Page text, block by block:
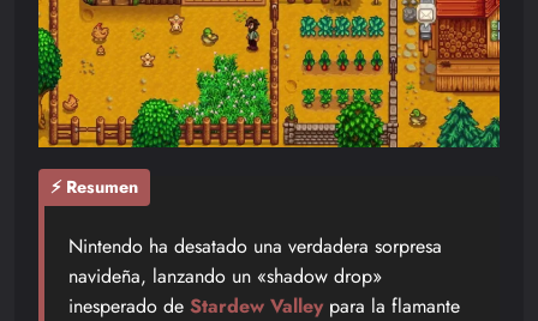
⚡ Resumen
Nintendo ha desatado una verdadera sorpresa
navideña, lanzando un «shadow drop»
inesperado de Stardew Valley para la flamante